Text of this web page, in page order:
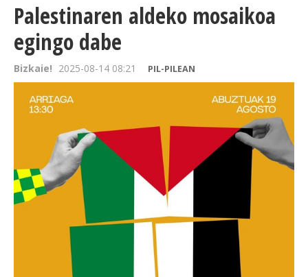
Palestinaren aldeko mosaikoa
egingo dabe
Bizkaie! 2025-08-14 08:21 PIL-PILEAN